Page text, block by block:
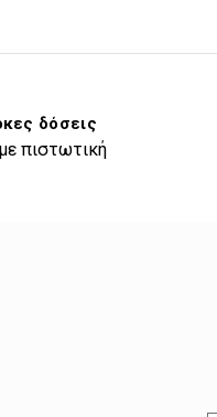
δόσεις
πιστωτική